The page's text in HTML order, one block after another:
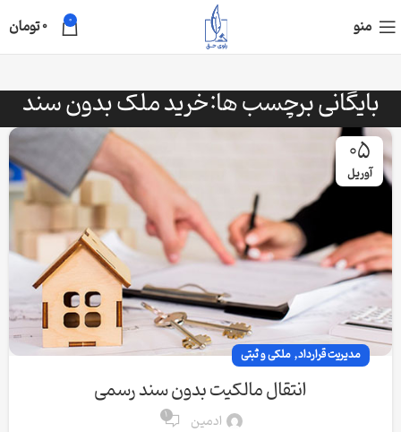
منو 0
0تومان
بایگانی برچسب ها:خرید ملک بدون سند
05
آوریل
مدیریت قرارداد, ملکی و ثبتی
انتقال مالکیت بدون سند رسمی
ادمین 1